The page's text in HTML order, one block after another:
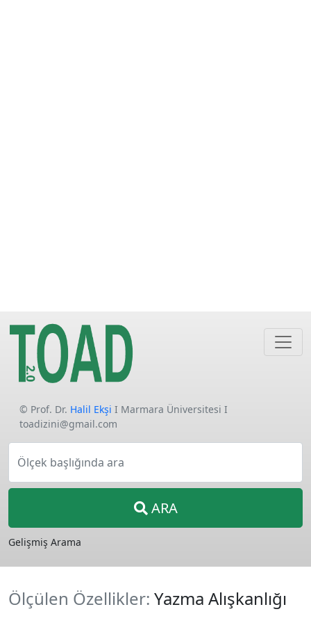
© Prof. Dr. Halil Ekşi I Marmara Üniversitesi I
toadizini@gmail.com
Ölçek başlığında ara
ARA
Gelişmiş Arama
Ölçülen Özellikler: Yazma Alışkanlığı